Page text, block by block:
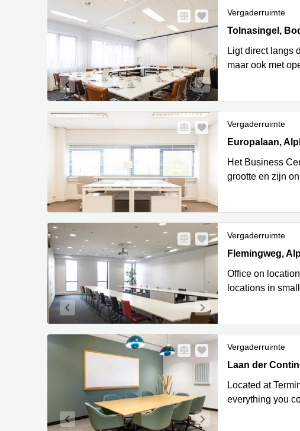
Vergaderruimte
Tolnasingel 1,
Tolnasingel,
Ligt direct langs
maar ook met
Vergaderruimte
Europalaan 16,
Europalaan,
Het Business
grootte en zijn
Vergaderruimte
Flemingweg 8,
Flemingweg,
Office on
locations in
Vergaderruimte
Laan der
Laan der
Located at
everything you